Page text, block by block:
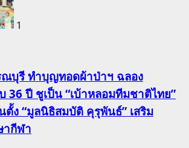
1
ณบุรี ทำบุญทอดผ้าป่าฯ ฉลอง
36 ปี ชูเป็น “เบ้าหลอมทีมชาติไทย”
ง “มูลนิธิสมบัติ คุรุพันธ์” เสริม
ากีฬา